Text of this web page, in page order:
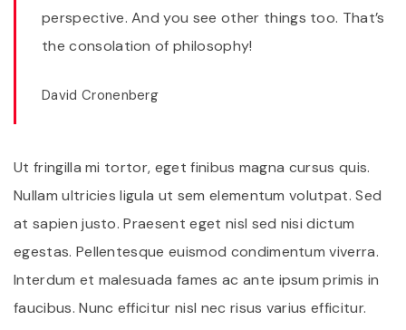
perspective. And you see other things too. That’s
the consolation of philosophy!
David Cronenberg
Ut fringilla mi tortor, eget finibus magna cursus quis.
Nullam ultricies ligula ut sem elementum volutpat. Sed
at sapien justo. Praesent eget nisl sed nisi dictum
egestas. Pellentesque euismod condimentum viverra.
Interdum et malesuada fames ac ante ipsum primis in
faucibus. Nunc efficitur nisl nec risus varius efficitur.